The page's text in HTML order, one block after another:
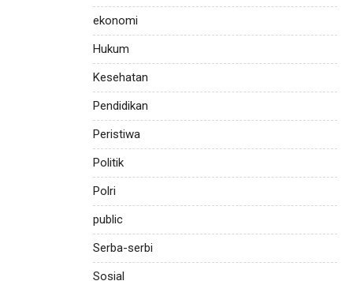
ekonomi
Hukum
Kesehatan
Pendidikan
Peristiwa
Politik
Polri
public
Serba-serbi
Sosial